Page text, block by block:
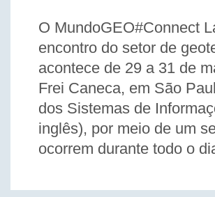
O MundoGEO#Connect
encontro do setor de
acontece de 29 a 31 de
Frei Caneca, em São
dos Sistemas de
inglês), por meio de um
ocorrem durante todo o